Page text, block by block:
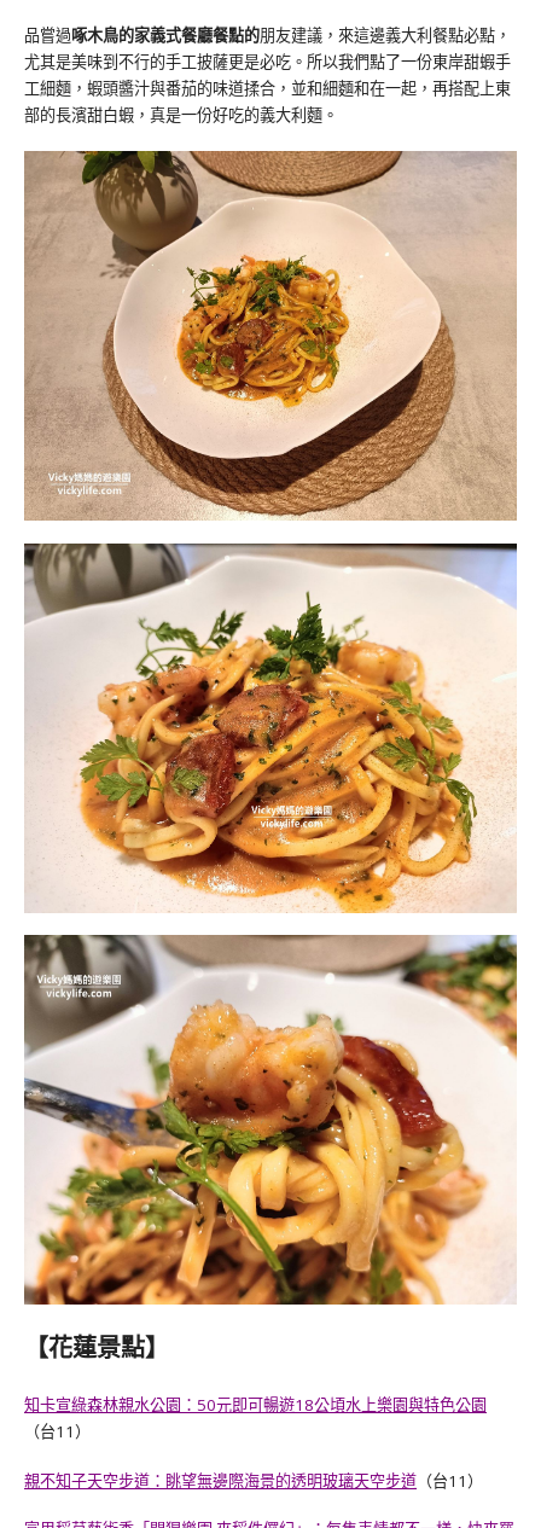
品嘗過啄木鳥的家義式餐廳餐點的朋友建議，來這邊義大利餐點必點，
尤其是美味到不行的手工披薩更是必吃。所以我們點了一份東岸甜蝦手
工細麵，蝦頭醬汁與番茄的味道揉合，並和細麵和在一起，再搭配上東
部的長濱甜白蝦，真是一份好吃的義大利麵。
【花蓮景點】
知卡宣綠森林親水公園：50元即可暢遊18公頃水上樂園與特色公園
（台11）
親不知子天空步道：眺望無邊際海景的透明玻璃天空步道 （台11）